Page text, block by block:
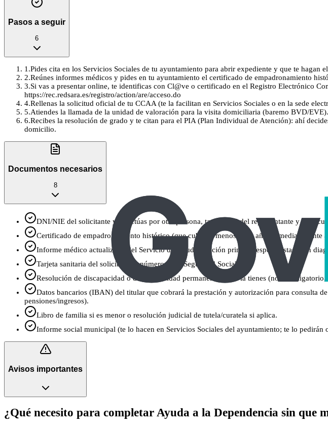
Pasos a seguir
6
1 .Pides cita en los Servicios Sociales de tu ayuntamiento para abrir expediente y que te hagan
2.Reúnes informes médicos y pides en tu ayuntamiento el certificado de empadronamiento
3.Si vas a presentar online, te identificas con Cl@ve o certificado en el Registro Electrónico
https://rec.redsara.es/registro/action/are/acceso.do
4.Rellenas la solicitud oficial de tu CCAA (te la facilitan en Servicios Sociales o en la sede
5.Atiendes la llamada de la unidad de valoración para la visita domiciliaria (baremo BVD/
6.Recibes la resolución de grado y te citan para el PIA (Plan Individual de Atención): ahí
domicilio.
Documentos necesarios
8
DNI/NIE del solicitante y, si actúas por otra persona, también el del representante y el
Certificado de empadronamiento histórico (que cubra al menos los 2 años inmediatamente
Informe médico actualizado del Servicio de Salud (atención primaria/especialistas) con
Tarjeta sanitaria del solicitante y número de la Seguridad Social.
Resolución de discapacidad o de incapacidad permanente, si ya la tienes (no es obligatorio,
Datos bancarios (IBAN) del titular que cobrará la prestación y autorización para consulta
pensiones/ingresos).
Libro de familia si es menor o resolución judicial de tutela/curatela si aplica.
Informe social municipal (te lo hacen en Servicios Sociales del ayuntamiento; te lo pedirán
Avisos importantes
¿Qué necesito para completar Ayuda a la Dependencia sin que